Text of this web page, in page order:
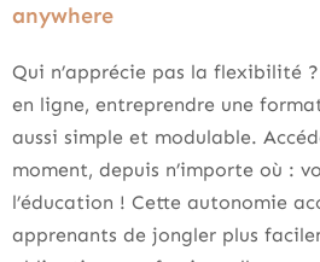
anywhere
Qui n’apprécie pas la flexibilité
en ligne, entreprendre une
aussi simple et modulable.
moment, depuis n’importe où :
l’éducation ! Cette autonomie
apprenants de jongler plus